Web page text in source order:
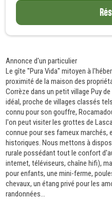
Annonce d'un particulier
Le gîte "Pura Vida" mitoyen à
proximité de la maison des
Corrèze dans un petit village Puy
idéal, proche de villages classés
connu pour son gouffre,
l'on peut visiter les grottes de
connue pour ses fameux marchés,
historiques. Nous mettons à
rurale possédant tout le confort
internet, téléviseurs, chaîne hifi),
pour enfants, une mini-ferme,
chevaux, un étang privé pour les
randonnées...